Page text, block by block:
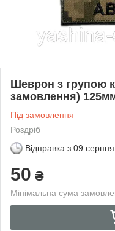
Шеврон з групою
замовлення)
Під замовлення
Роздріб
Відправка з 09
50 ₴
Мінімальна сума